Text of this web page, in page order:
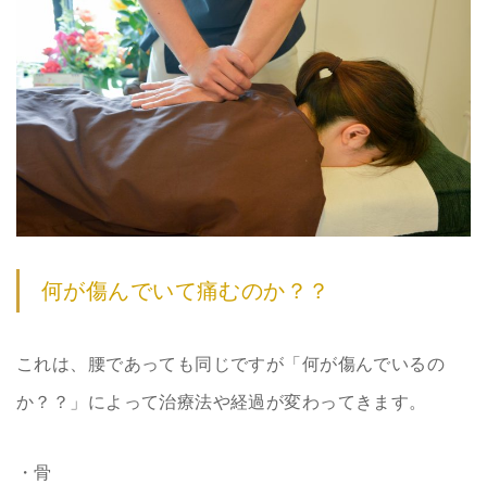
何が傷んでいて痛むのか？？
これは、腰であっても同じですが「何が傷んでいるの
か？？」によって治療法や経過が変わってきます。
・骨